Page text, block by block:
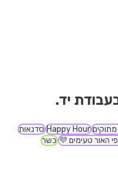
יד.
Happy Hour סדנאות
האור טעימים 💜 כשר